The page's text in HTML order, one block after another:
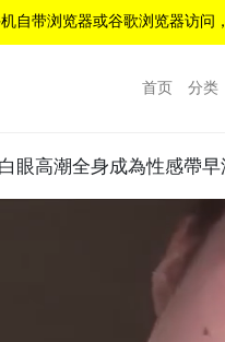
自带浏览器或谷歌浏览器访问，
首页 分类
眼高潮全身成為性感帶